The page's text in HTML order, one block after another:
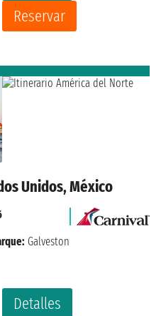
Reservar
Unidos, México
Detalles
Galveston